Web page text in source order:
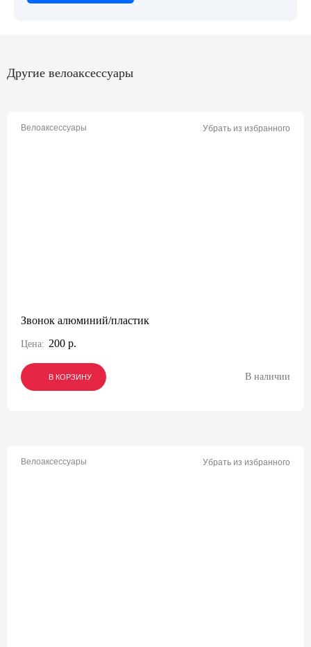
Другие велоаксессуары
Велоаксессуары Убрать из избранного
Звонок алюминий/пластик
Цена: 200 р.
В КОРЗИНУ
В КОРЗИНУ
В КОРЗИНУ В наличии
Велоаксессуары Убрать из избранного